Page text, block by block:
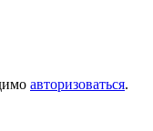
авторизоваться.